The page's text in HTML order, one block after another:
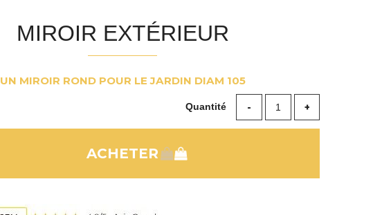
MIROIR EXTÉRIEUR
UN MIROIR ROND POUR LE JARDIN DIAM 105
Quantité